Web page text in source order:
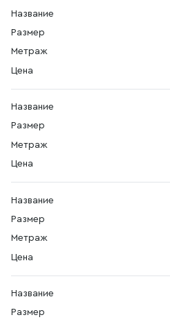
Название
Размер
Метраж
Цена
Название
Размер
Метраж
Цена
Название
Размер
Метраж
Цена
Название
Размер